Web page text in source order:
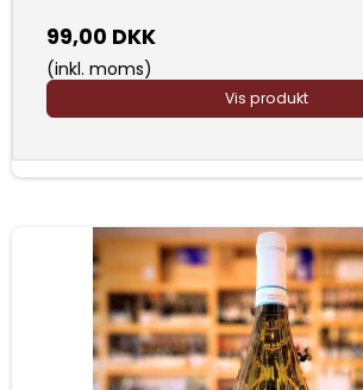
99,00 DKK
(inkl. moms)
Vis produkt